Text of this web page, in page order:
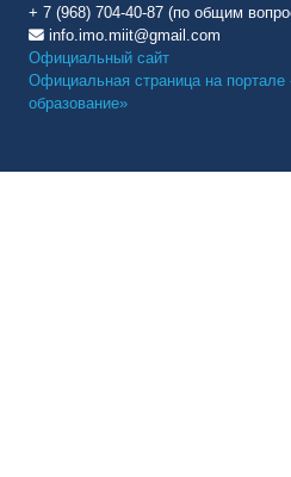
+ 7 (968) 704-40-87 (по общим
info.imo.miit@gmail.com
Официальный сайт
Официальная страница на портале
образование»